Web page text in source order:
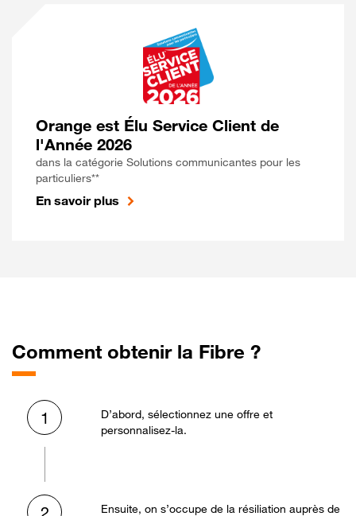
Orange est Élu Service Client de
l'Année 2026
dans la catégorie Solutions communicantes pour les
particuliers**
En savoir plus
Comment obtenir la Fibre ?
1
D’abord, sélectionnez une offre et
personnalisez-la.
Ensuite, on s’occupe de la résiliation auprès de